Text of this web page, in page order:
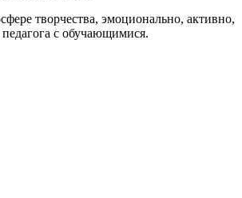
творчества, эмоционально, активно,
с обучающимися.